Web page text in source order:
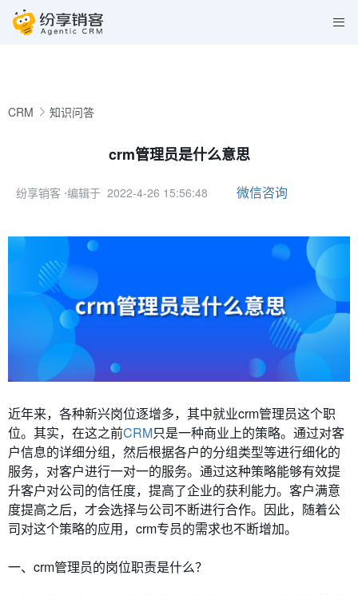
CRM 知识问答
crm管理员是什么意思
纷享销客 ⋅编辑于 2022-4-26 15:56:48 微信咨询
近年来，各种新兴岗位逐增多，其中就业crm管理员这个职
位。其实，在这之前CRM只是一种商业上的策略。通过对客
户信息的详细分组，然后根据各户的分组类型等进行细化的
服务，对客户进行一对一的服务。通过这种策略能够有效提
升客户对公司的信任度，提高了企业的获利能力。客户满意
度提高之后，才会选择与公司不断进行合作。因此，随着公
司对这个策略的应用，crm专员的需求也不断增加。
一、crm管理员的岗位职责是什么？